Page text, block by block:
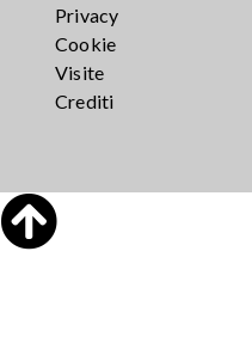
Privacy
Cookie
Visite
Crediti